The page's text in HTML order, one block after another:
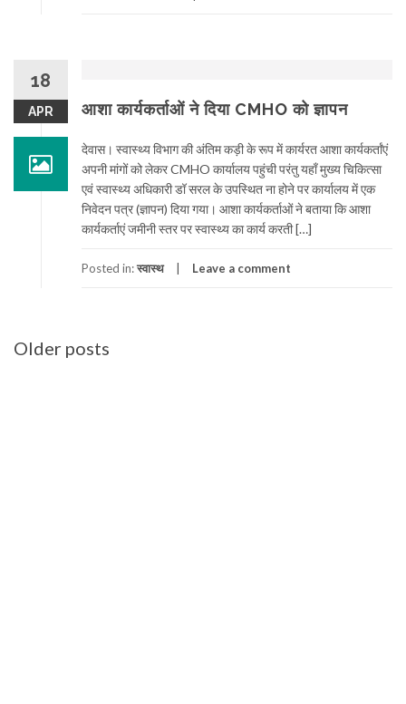
18
APR आशा कार्यकर्ताओं ने दिया CMHO को ज्ञापन
देवास। स्वास्थ्य विभाग की अंतिम कड़ी के रूप में कार्यरत आशा कार्यकर्तांएं
अपनी मांगों को लेकर CMHO कार्यालय पहुंची परंतु यहाँ मुख्य चिकित्सा
एवं स्वास्थ्य अधिकारी डॉ सरल के उपस्थित ना होने पर कार्यालय में एक
निवेदन पत्र (ज्ञापन) दिया गया। आशा कार्यकर्ताओं ने बताया कि आशा
कार्यकर्ताएं जमीनी स्तर पर स्वास्थ्य का कार्य करती […]
Posted in:स्वास्थ Leave a comment
Posts
navigation
Older posts